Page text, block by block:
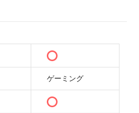
ゲーミング